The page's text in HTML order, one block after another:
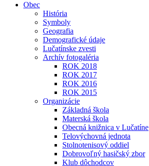
Obec
História
Symboly
Geografia
Demografické údaje
Lučatínske zvesti
Archív fotogaléria
ROK 2018
ROK 2017
ROK 2016
ROK 2015
Organizácie
Základná škola
Materská škola
Obecná knižnica v Lučatíne
Telovýchovná jednota
Stolnotenisový oddiel
Dobrovoľný hasičský zbor
Klub dôchodcov